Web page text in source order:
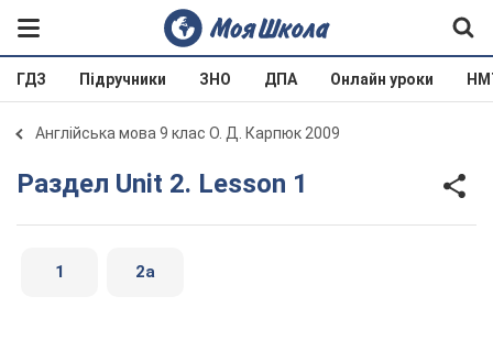
ГДЗ Підручники ЗНО ДПА Онлайн уроки
Англійська мова 9 клас О. Д. Карпюк 2009
Раздел Unit 2. Lesson 1
1 2a